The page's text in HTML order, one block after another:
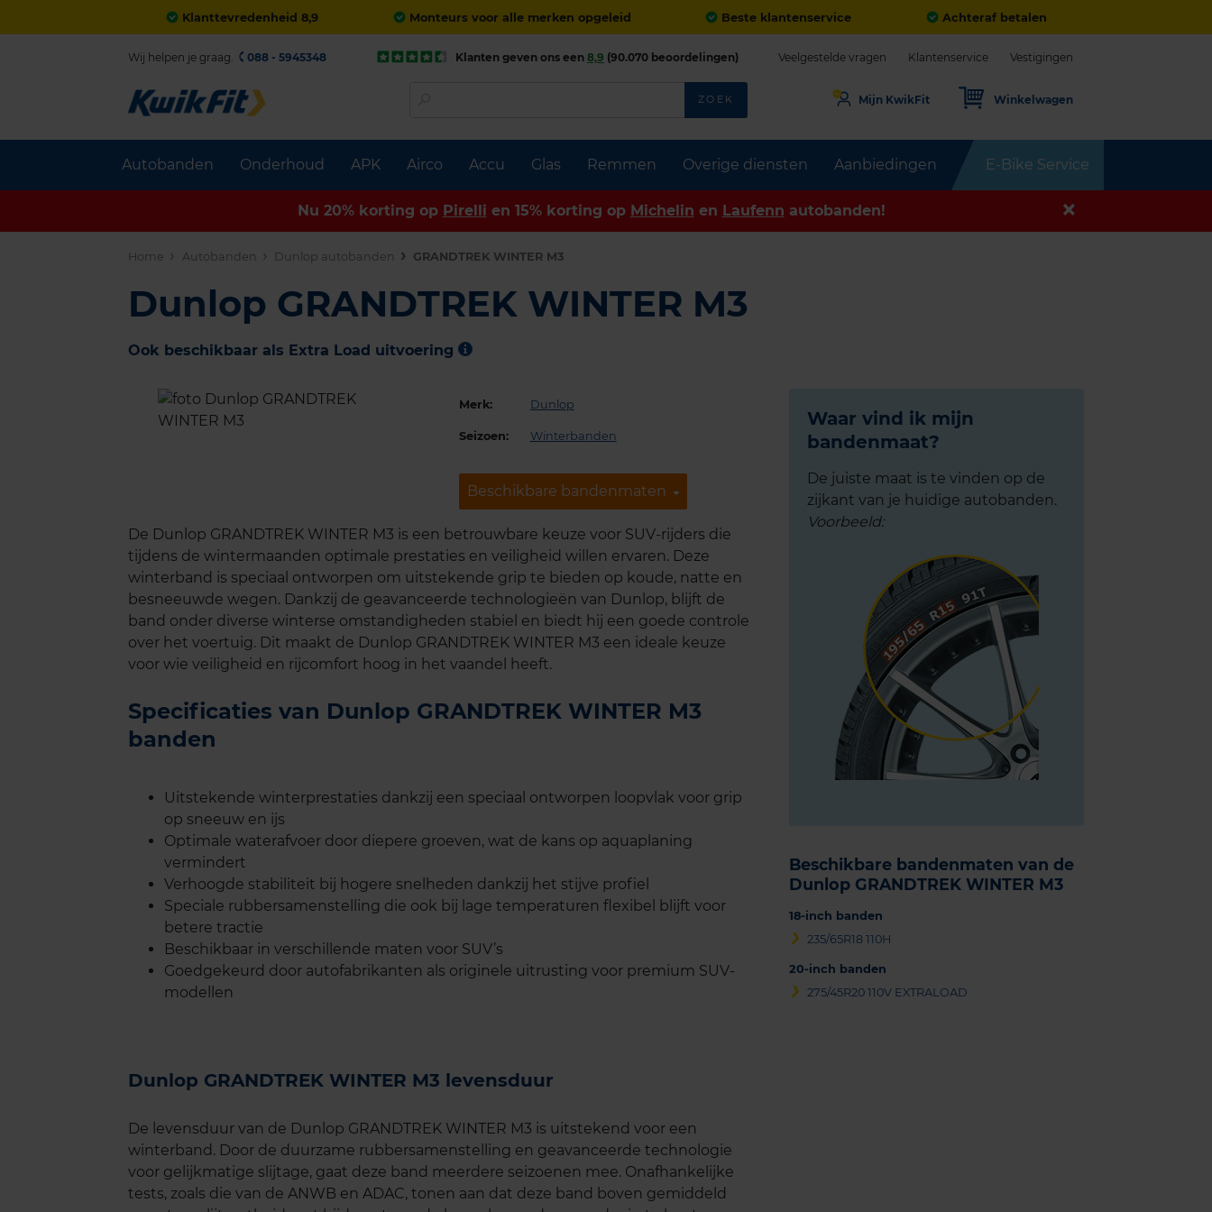
Klanttevredenheid 8,9 Monteurs voor alle merken opgeleid Beste klantenservice Achteraf betalen
Autobanden Onderhoud APK Airco Accu Glas Remmen Overige diensten Aanbiedingen E-Bike Service
Wij helpen je graag. 088 - 5945348 Klanten geven ons een 8,9 (90.070 beoordelingen) Veelgestelde vragen Klantenservice Vestigingen
ZOEK Mijn KwikFit Winkelwagen
Nu 20% korting op Pirelli en 15% korting op Michelin en Laufenn autobanden!
Home Autobanden Dunlop autobanden GRANDTREK WINTER M3
Dunlop GRANDTREK WINTER M3
Ook beschikbaar als Extra Load uitvoering
Waar vind ik mijn
bandenmaat?
De juiste maat is te vinden op de
zijkant van je huidige autobanden.
Voorbeeld:
Beschikbare bandenmaten van de
Dunlop GRANDTREK WINTER M3
18-inch banden
235/65R18 110H
20-inch banden
275/45R20 110V EXTRALOAD
Merk: Dunlop
Seizoen: Winterbanden
Beschikbare bandenmaten
Beschikbare bandenmaten
De Dunlop GRANDTREK WINTER M3 is een betrouwbare keuze voor SUV-rijders die
tijdens de wintermaanden optimale prestaties en veiligheid willen ervaren. Deze
winterband is speciaal ontworpen om uitstekende grip te bieden op koude, natte en
besneeuwde wegen. Dankzij de geavanceerde technologieën van Dunlop, blijft de
band onder diverse winterse omstandigheden stabiel en biedt hij een goede controle
over het voertuig. Dit maakt de Dunlop GRANDTREK WINTER M3 een ideale keuze
voor wie veiligheid en rijcomfort hoog in het vaandel heeft.
Specificaties van Dunlop GRANDTREK WINTER M3
banden
Uitstekende winterprestaties dankzij een speciaal ontworpen loopvlak voor grip
op sneeuw en ijs
Optimale waterafvoer door diepere groeven, wat de kans op aquaplaning
vermindert
Verhoogde stabiliteit bij hogere snelheden dankzij het stijve profiel
Speciale rubbersamenstelling die ook bij lage temperaturen flexibel blijft voor
betere tractie
Beschikbaar in verschillende maten voor SUV’s
Goedgekeurd door autofabrikanten als originele uitrusting voor premium SUV-
modellen
Dunlop GRANDTREK WINTER M3 levensduur
De levensduur van de Dunlop GRANDTREK WINTER M3 is uitstekend voor een
winterband. Door de duurzame rubbersamenstelling en geavanceerde technologie
voor gelijkmatige slijtage, gaat deze band meerdere seizoenen mee. Onafhankelijke
tests, zoals die van de ANWB en ADAC, tonen aan dat deze band boven gemiddeld